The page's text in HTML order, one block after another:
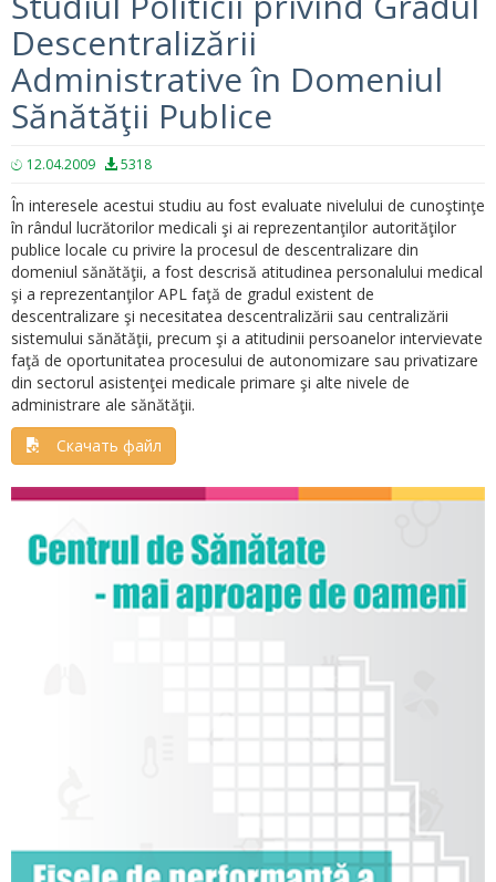
Descentralizării
Administrative în Domeniul
Sănătăţii Publice
12.04.2009 5318
În interesele acestui studiu au fost evaluate nivelului de cunoştinţe
în rândul lucrătorilor medicali şi ai reprezentanţilor autorităţilor
publice locale cu privire la procesul de descentralizare din
domeniul sănătăţii, a fost descrisă atitudinea personalului medical
şi a reprezentanţilor APL faţă de gradul existent de
descentralizare şi necesitatea descentralizării sau centralizării
sistemului sănătăţii, precum şi a atitudinii persoanelor intervievate
faţă de oportunitatea procesului de autonomizare sau privatizare
din sectorul asistenţei medicale primare şi alte nivele de
administrare ale sănătăţii.
Скачать файл